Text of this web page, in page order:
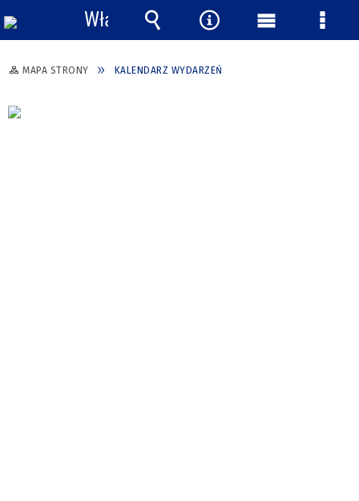
MAPA STRONY KALENDARZ WYDARZEŃ
Włącz
powiadomienia
Wyszukiwarka
Narzędzia
Menu Menu